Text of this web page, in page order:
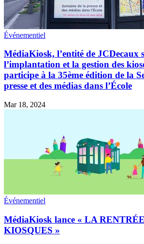
Événementiel
MédiaKiosk, l’entité de JCDecaux
l’implantation et la gestion des
participe à la 35ème édition de la
presse et des médias dans l’École
Mar 18, 2024
Événementiel
MédiaKiosk lance « LA
KIOSQUES »